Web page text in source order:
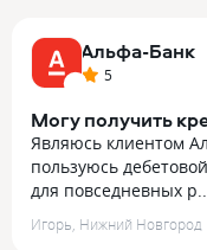
Альфа-Банк
5
Могу получить
Являюсь клиентом
пользуюсь
для повседневных р...
пользуюсь дебетовой
Игорь Нижний Новгород